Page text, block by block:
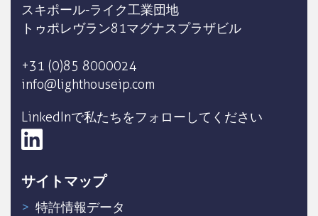
スキポール-ライク工業団地
トゥポレヴラン81マグナスプラザビル
+31 (0)85 8000024
info@lighthouseip.com
LinkedInで私たちをフォローしてください
サイトマップ
特許情報データ